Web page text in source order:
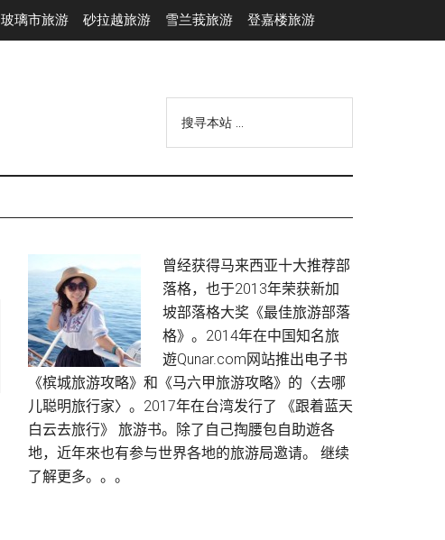
玻璃市旅游 砂拉越旅游 雪兰莪旅游 登嘉楼旅游
站
Primary
Sidebar
曾经获得马来西亚十大推荐部
落格，也于2013年荣获新加
坡部落格大奖《最佳旅游部落
格》。2014年在中国知名旅
遊Qunar.com网站推出电子书
《槟城旅游攻略》和《马六甲旅游攻略》的〈去哪
儿聪明旅行家〉。2017年在台湾发行了 《跟着蓝天
白云去旅行》 旅游书。除了自己掏腰包自助遊各
地，近年來也有参与世界各地的旅游局邀请。 继续
了解更多。。。